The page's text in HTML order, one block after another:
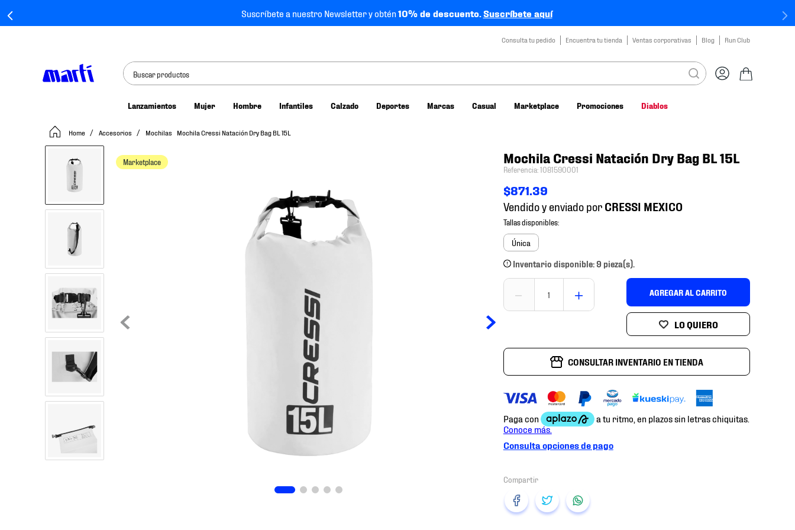
Suscríbete a nuestro Newsletter y obtén10% de descuento.Suscríbete aquí
Consulta tu pedido Encuentra tu tienda Ventas corporativas Blog Run Club
Buscar productos
Lanzamientos Mujer Hombre Infantiles Calzado Deportes Marcas Casual Marketplace Promociones Diablos
Accesorios Mochilas Mochila Cressi Natación Dry Bag BL 15L
Marketplace Mochila Cressi Natación Dry Bag BL 15L
Referencia:1081590001
$871.39
Vendido y enviado por
Única
Inventario disponible: 9 pieza(s).
＋
－ AGREGAR AL CARRITO
CONSULTAR INVENTARIO EN TIENDA
Consulta opciones de pago
tenis mujer
tenis hombre
tenis niño